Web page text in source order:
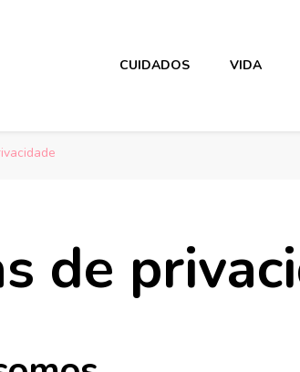
CUIDADOS VIDA
de